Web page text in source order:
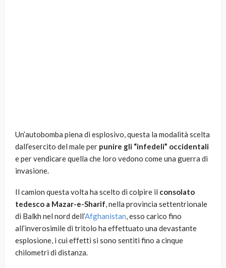
Un’autobomba piena di esplosivo, questa la modalità scelta
dall’esercito del male per punire gli “infedeli” occidentali
e per vendicare quella che loro vedono come una guerra di
invasione.
Il camion questa volta ha scelto di colpire il consolato
tedesco a Mazar-e-Sharif, nella provincia settentrionale
di Balkh nel nord dell’Afghanistan, esso carico fino
all’inverosimile di tritolo ha effettuato una devastante
esplosione, i cui effetti si sono sentiti fino a cinque
chilometri di distanza.